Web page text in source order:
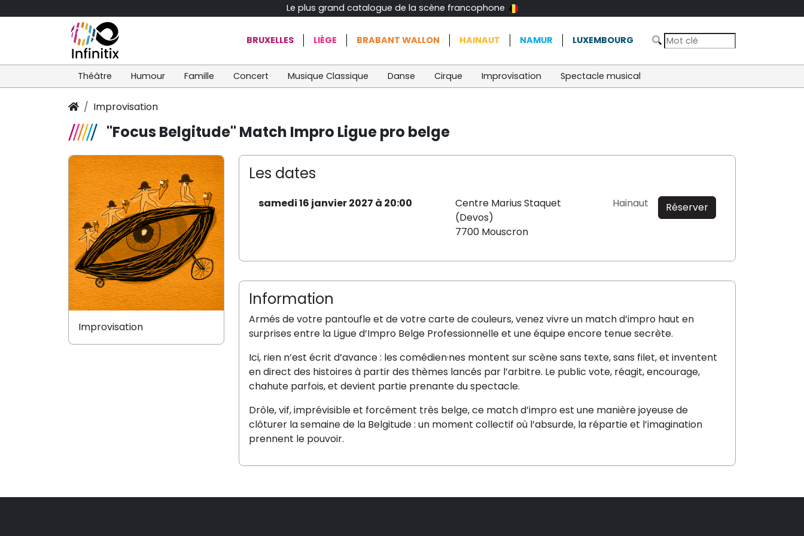
Le plus grand catalogue de la scène francophone
BRUXELLES LIÈGE BRABANT WALLON HAINAUT NAMUR LUXEMBOURG
Théâtre Humour Famille Concert Musique Classique Danse Cirque Improvisation Spectacle musical
Improvisation
"Focus Belgitude" Match Impro Ligue pro belge
Les dates
samedi 16 janvier 2027 à 20:00
Centre Marius Staquet
(Devos)
7700 Mouscron
Hainaut Réserver
Information
Armés de votre pantoufle et de votre carte de couleurs, venez vivre un match d’impro haut en
surprises entre la Ligue d’Impro Belge Professionnelle et une équipe encore tenue secrète.
Ici, rien n’est écrit d’avance : les comédien·nes montent sur scène sans texte, sans filet, et inventent
en direct des histoires à partir des thèmes lancés par l’arbitre. Le public vote, réagit, encourage,
chahute parfois, et devient partie prenante du spectacle.
Drôle, vif, imprévisible et forcément très belge, ce match d’impro est une manière joyeuse de
clôturer la semaine de la Belgitude : un moment collectif où l’absurde, la répartie et l’imagination
prennent le pouvoir.
Improvisation